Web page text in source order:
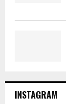
INSTAGRAM